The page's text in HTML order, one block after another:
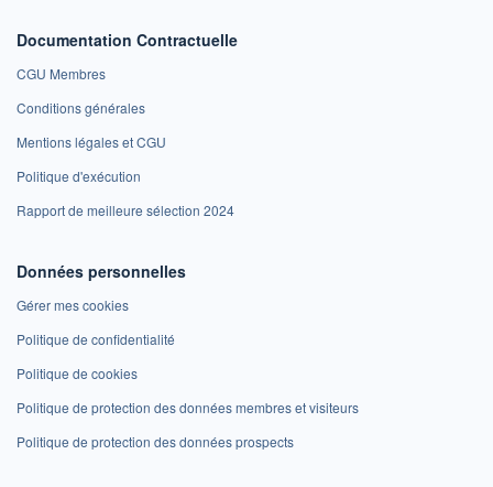
Documentation Contractuelle
CGU Membres
Conditions générales
Mentions légales et CGU
Politique d'exécution
Rapport de meilleure sélection 2024
Données personnelles
Gérer mes cookies
Politique de confidentialité
Politique de cookies
Politique de protection des données membres et visiteurs
Politique de protection des données prospects